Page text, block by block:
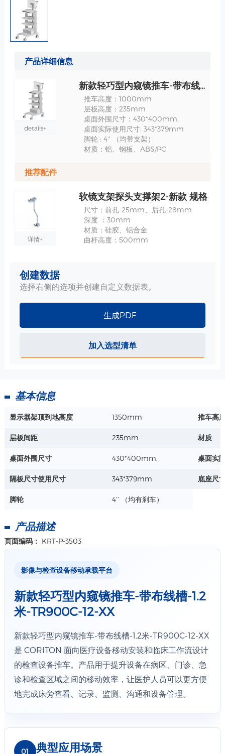
产品详细信息
details+
新款轻巧型内窥镜推车-带布线槽-1.2米-TR900C-12-XX 规格
推车高度：1000mm
层板高度：235mm
桌面外围尺寸：430*400mm,
桌面实际使用尺寸: 343*379mm
脚轮 : 4'' （均带支架）
材质：铝、钢板、ABS/PC
推荐配件
详情+
软镜支架探头支撑架2-新款 规格
尺寸：前孔-25mm、后孔-28mm
深度 ：30mm
材质：硅胶、铝合金
曲杆高度：500mm
圆孔1-直径：29.6mm
圆孔2-直径：38.6mm
曲杆高度：500mm
材质：ABS
详情+
ABS桌面-430*400mm 规格
材质：ABS一体成型
实际使用尺寸: 343*379mm
详情+
创建数据
选择右侧的选项并创建自定义数据表。
生成PDF
加入选型清单
基本信息
显示器架顶到地高度 1350mm 推车高
层板间距 235mm 材质
桌面外围尺寸 430*400mm, 桌面实
隔板尺寸使用尺寸 343*379mm 底座尺
脚轮 4‘’ （均有刹车）
产品描述
页面编码： KRT-P-3503
影像与检查设备移动承载平台
新款轻巧型内窥镜推车-带布线槽-1.2
米-TR900C-12-XX
新款轻巧型内窥镜推车-带布线槽-1.2米-TR900C-12-XX
是 CORITON 面向医疗设备移动安装和临床工作流设计
的检查设备推车。产品用于提升设备在病区、门诊、急
诊和检查区域之间的移动效率，让医护人员可以更方便
地完成床旁查看、记录、监测、沟通和设备管理。
01 典型应用场景